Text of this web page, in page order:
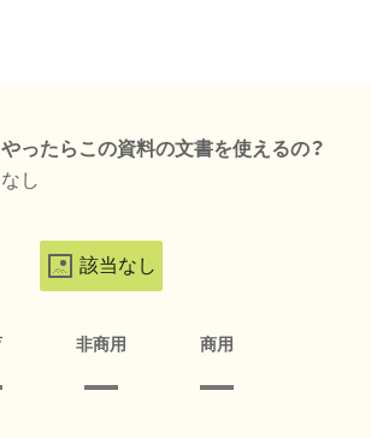
ったらこの資料の文書を使えるの？
し
該当なし
非商用 商用